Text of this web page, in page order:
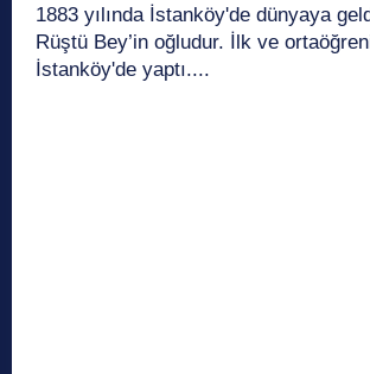
1883 yılında İstanköy'de dünyaya
Rüştü Bey’in oğludur. İlk ve
İstanköy'de yaptı....